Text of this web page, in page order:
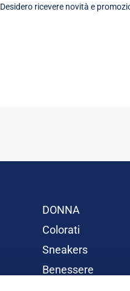
Desidero ricevere novità e
DONNA
Colorati
Sneakers
Benessere